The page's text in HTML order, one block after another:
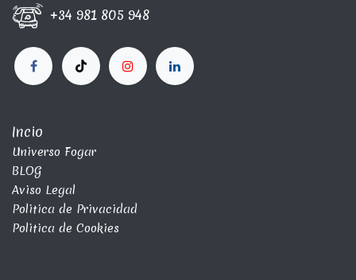
+34 981 805 948
Incio
Universo Fogar
BLOG
Aviso Legal
Politica de Privacidad
Politica de Cookies